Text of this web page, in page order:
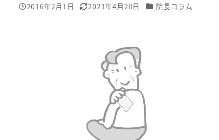
投稿日
2016年2月1日
更新日
2021年4月20日 カテゴリー
院長コラム